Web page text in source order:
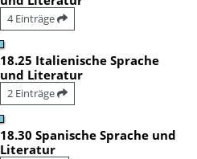
4 Einträge
18.25 Italienische Sprache
und Literatur
2 Einträge
18.30 Spanische Sprache und
Literatur